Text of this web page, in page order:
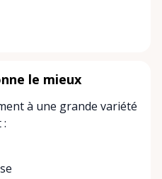
le mieux
à une grande variété